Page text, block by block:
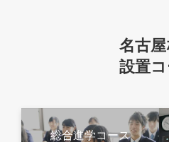
名古
設置
総合進学コース